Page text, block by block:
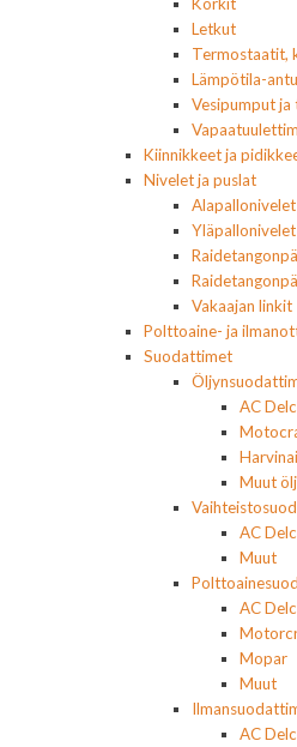
Letkut
Termostaatit,
Lämpötila-
Vesipumput
Kiinnikkeet ja
Nivelet ja puslat
Alapallonivelet
Yläpallonivelet
Vakaajan linkit
Polttoaine- ja
Suodattimet
AC
Muut
AC
Muut
AC
Mopar
Muut
AC